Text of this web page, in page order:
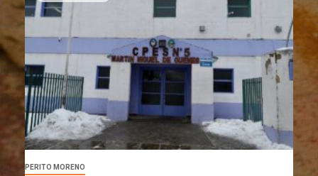
PERITO MORENO